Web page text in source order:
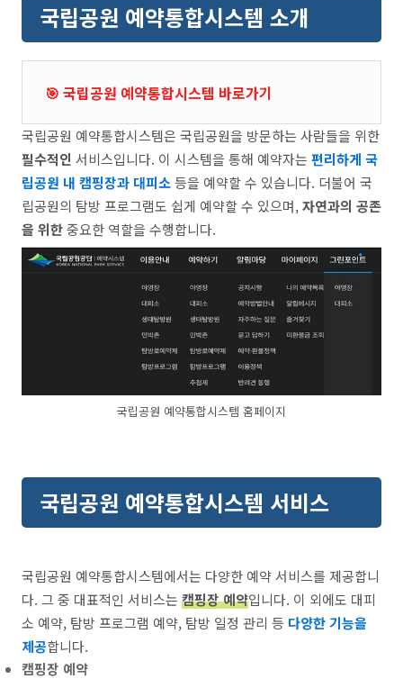
국립공원 예약통합시스템 소개
🎯 국립공원 예약통합시스템 바로가기
국립공원 예약통합시스템은 국립공원을 방문하는 사람들을 위한
필수적인 서비스입니다. 이 시스템을 통해 예약자는 편리하게 국
립공원 내 캠핑장과 대피소등을 예약할 수 있습니다. 더불어 국
립공원의 탐방 프로그램도 쉽게 예약할 수 있으며,자연과의 공존
을 위한중요한 역할을 수행합니다.
국립공원 예약통합시스템 홈페이지
국립공원 예약통합시스템 서비스
국립공원 예약통합시스템에서는 다양한 예약 서비스를 제공합니
다. 그 중 대표적인 서비스는 캠핑장 예약입니다. 이 외에도 대피
소 예약, 탐방 프로그램 예약, 탐방 일정 관리 등 다양한 기능을
제공합니다.
캠핑장 예약